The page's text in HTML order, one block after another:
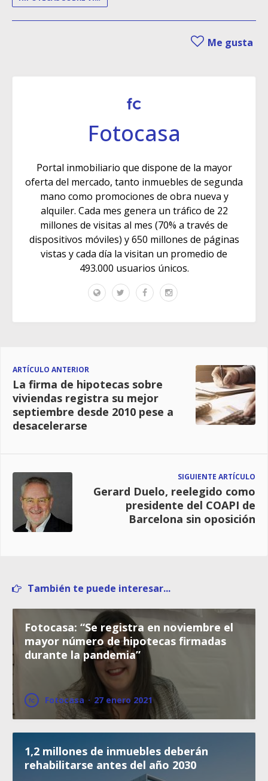
Me gusta
Fotocasa
Portal inmobiliario que dispone de la mayor
oferta del mercado, tanto inmuebles de segunda
mano como promociones de obra nueva y
alquiler. Cada mes genera un tráfico de 22
millones de visitas al mes (70% a través de
dispositivos móviles) y 650 millones de páginas
vistas y cada día la visitan un promedio de
493.000 usuarios únicos.
ARTÍCULO ANTERIOR
La firma de hipotecas sobre
viviendas registra su mejor
septiembre desde 2010 pese a
desacelerarse
SIGUIENTE ARTÍCULO
Gerard Duelo, reelegido como
presidente del COAPI de
Barcelona sin oposición
También te puede interesar...
Fotocasa: “Se registra en noviembre el
mayor número de hipotecas firmadas
durante la pandemia”
Fotocasa · 27 enero 2021
1,2 millones de inmuebles deberán
rehabilitarse antes del año 2030